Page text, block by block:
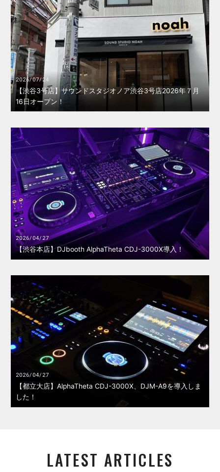
2026/07/24
【渋谷3号店】サウンドスタジオノア渋谷3号店2026年７月
16日オープン！
2026/04/27
【渋谷本店】DJbooth AlphaTheta CDJ-3000X導入！
2026/04/27
【都立大店】AlphaTheta CDJ-3000X、DJM-A9を導入しま
した！
LATEST ARTICLES